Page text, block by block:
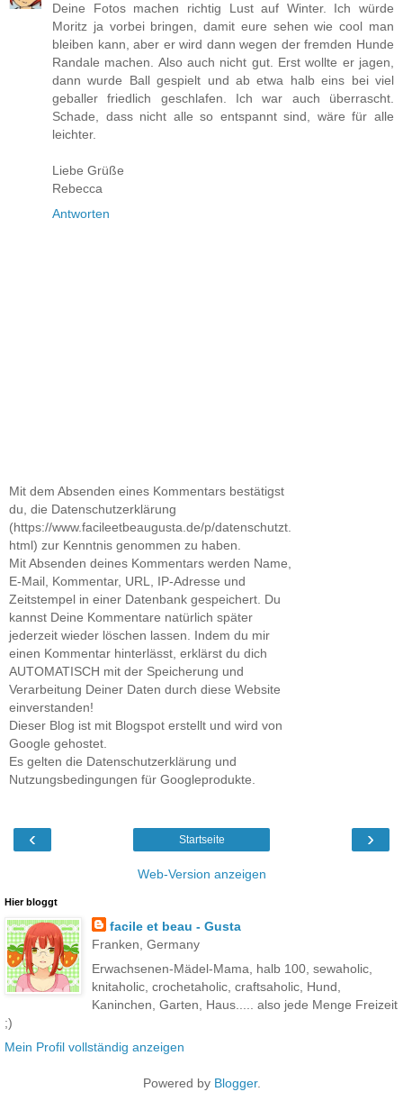
Deine Fotos machen richtig Lust auf Winter. Ich würde
Moritz ja vorbei bringen, damit eure sehen wie cool man
bleiben kann, aber er wird dann wegen der fremden Hunde
Randale machen. Also auch nicht gut. Erst wollte er jagen,
dann wurde Ball gespielt und ab etwa halb eins bei viel
geballer friedlich geschlafen. Ich war auch überrascht.
Schade, dass nicht alle so entspannt sind, wäre für alle
leichter.
Liebe Grüße
Rebecca
Antworten
Mit dem Absenden eines Kommentars bestätigst
du, die Datenschutzerklärung
(https://www.facileetbeaugusta.de/p/datenschutzt.
html) zur Kenntnis genommen zu haben.
Mit Absenden deines Kommentars werden Name,
E-Mail, Kommentar, URL, IP-Adresse und
Zeitstempel in einer Datenbank gespeichert. Du
kannst Deine Kommentare natürlich später
jederzeit wieder löschen lassen. Indem du mir
einen Kommentar hinterlässt, erklärst du dich
AUTOMATISCH mit der Speicherung und
Verarbeitung Deiner Daten durch diese Website
einverstanden!
Dieser Blog ist mit Blogspot erstellt und wird von
Google gehostet.
Es gelten die Datenschutzerklärung und
Nutzungsbedingungen für Googleprodukte.
‹ ›
Startseite
Web-Version anzeigen
Hier bloggt
facile et beau - Gusta
Franken, Germany
Erwachsenen-Mädel-Mama, halb 100, sewaholic,
knitaholic, crochetaholic, craftsaholic, Hund,
Kaninchen, Garten, Haus..... also jede Menge Freizeit
;)
Mein Profil vollständig anzeigen
Powered by Blogger.